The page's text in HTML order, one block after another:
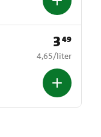
Prijs: € 3,49
349
€ 4,65 per liter
4,65/liter